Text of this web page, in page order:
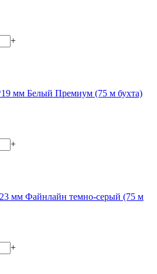
+
мм Белый Премиум (75 м бухта)
+
мм Файнлайн темно-серый (75 м
+